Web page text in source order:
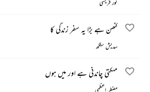
نور قریشی
کٹھن ہے بڑا یہ سفر زندگی کا
سدیش سنگھ
مہکتی چاندنی ہے اور میں ہوں
مضطر اعظمی